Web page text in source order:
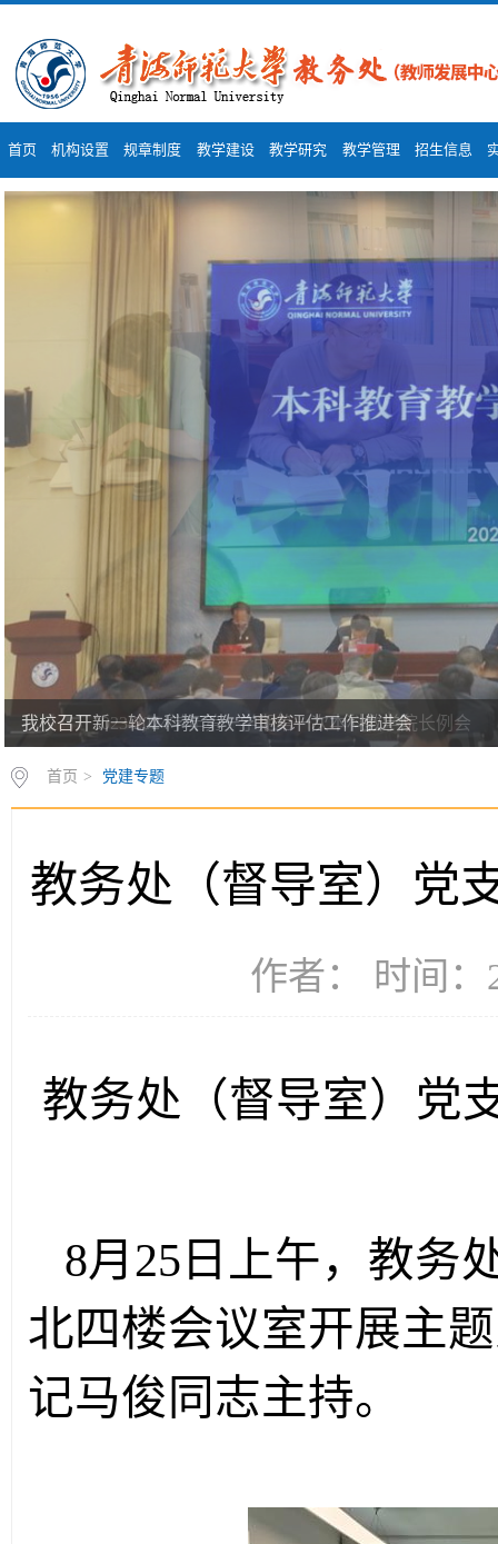
首页 机构设置 规章制度 教学建设 教学研究 教学管理 招生信息
我校召开2023-2024学年第一学期第一次本科教学院长例会
首页 > 党建专题
教务处（督导室）党
作者： 时间：
教务处（督导室）党
8月 25 日上午，教务
北四楼会议室开展主
记马俊同志主持。